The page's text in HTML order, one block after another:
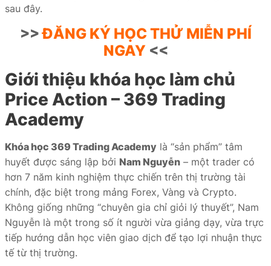
sau đây.
>>ĐĂNG KÝ HỌC THỬ MIỄN PHÍ
NGAY<<
Giới thiệu khóa học làm chủ
Price Action – 369 Trading
Academy
Khóa học 369 Trading Academy là “sản phẩm” tâm
huyết được sáng lập bởi Nam Nguyễn – một trader có
hơn 7 năm kinh nghiệm thực chiến trên thị trường tài
chính, đặc biệt trong mảng Forex, Vàng và Crypto.
Không giống những “chuyên gia chỉ giỏi lý thuyết”, Nam
Nguyễn là một trong số ít người vừa giảng dạy, vừa trực
tiếp hướng dẫn học viên giao dịch để tạo lợi nhuận thực
tế từ thị trường.